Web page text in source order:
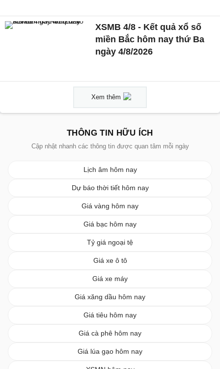
XSMB 4/8 - Kết quả xổ số
miền Bắc hôm nay thứ Ba
ngày 4/8/2026
Xem thêm
THÔNG TIN HỮU ÍCH
Cập nhật nhanh các thông tin được quan tâm mỗi ngày
Lịch âm hôm nay
Dự báo thời tiết hôm nay
Giá vàng hôm nay
Giá bạc hôm nay
Tỷ giá ngoại tệ
Giá xe ô tô
Giá xe máy
Giá xăng dầu hôm nay
Giá tiêu hôm nay
Giá cà phê hôm nay
Giá lúa gạo hôm nay